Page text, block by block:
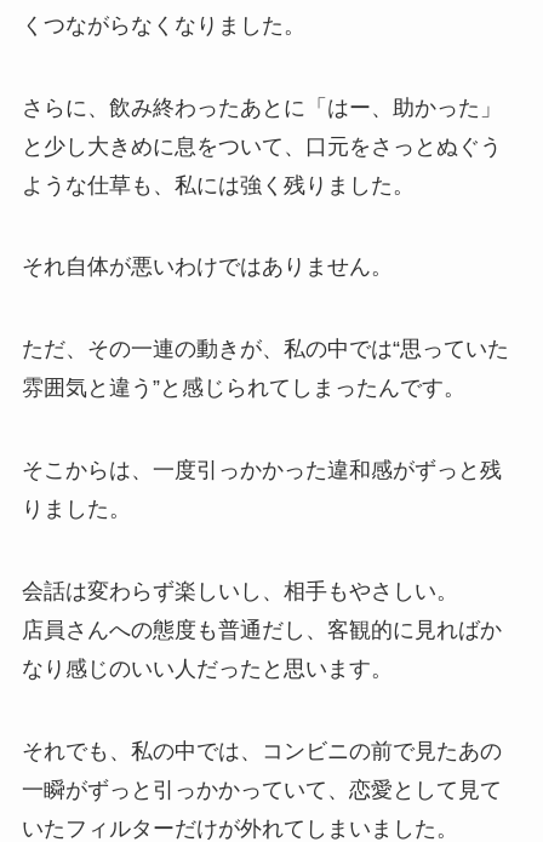
くつながらなくなりました。
さらに、飲み終わったあとに「はー、助かった」
と少し大きめに息をついて、口元をさっとぬぐう
ような仕草も、私には強く残りました。
それ自体が悪いわけではありません。
ただ、その一連の動きが、私の中では“思っていた
雰囲気と違う”と感じられてしまったんです。
そこからは、一度引っかかった違和感がずっと残
りました。
会話は変わらず楽しいし、相手もやさしい。
店員さんへの態度も普通だし、客観的に見ればか
なり感じのいい人だったと思います。
それでも、私の中では、コンビニの前で見たあの
一瞬がずっと引っかかっていて、恋愛として見て
いたフィルターだけが外れてしまいました。